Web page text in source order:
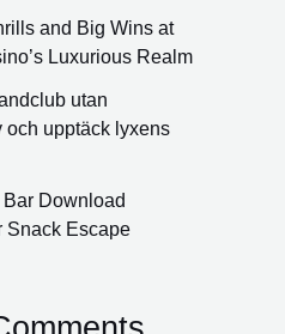
and Big Wins at
Luxurious Realm
utan
och upptäck lyxens
Download
Snack Escape